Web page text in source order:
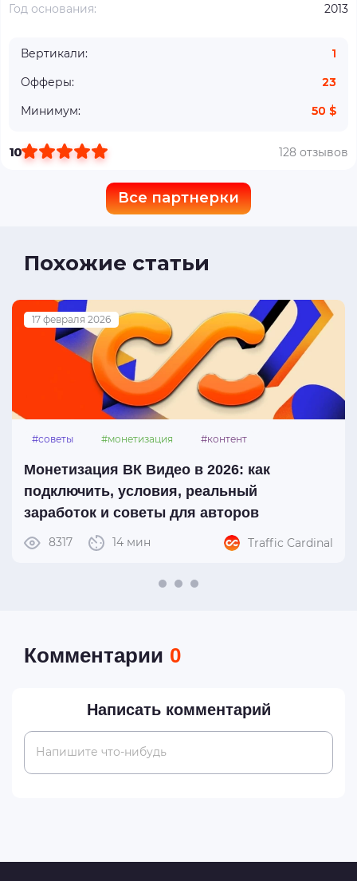
Год основания: 2013
Вертикали:
1
Офферы:
23
Минимум:
50 $
10 128 отзывов
Все партнерки
Похожие статьи
17 февраля 2026
#советы #монетизация
#контент
Монетизация ВК Видео в 2026: как
подключить, условия, реальный
заработок и советы для авторов
8317 14 мин Traffic Cardinal
Комментарии 0
Написать комментарий
Напишите что-нибудь